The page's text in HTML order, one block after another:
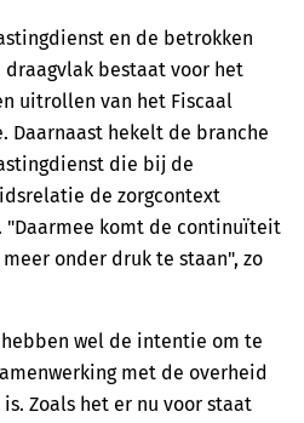
en de betrokken
bestaat voor het
uitrollen van het Fiscaal
Daarnaast hekelt de branche
die bij de
de zorgcontext
"Daarmee komt de continuïteit
onder druk te staan", zo
wel de intentie om te
met de overheid
Zoals het er nu voor staat